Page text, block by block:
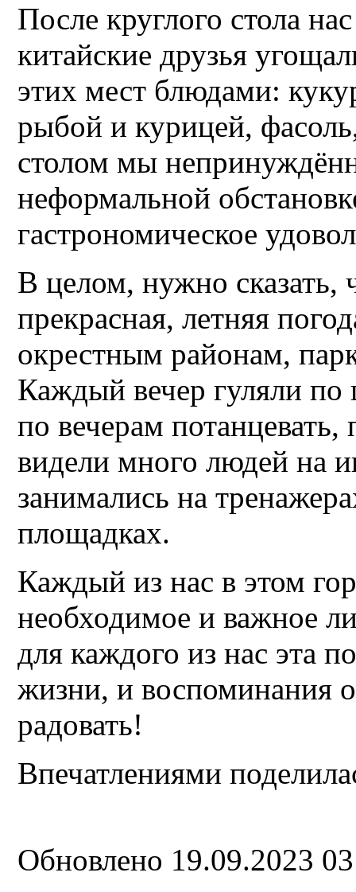
После круглого стола
китайские друзья
этих мест блюдами:
рыбой и курицей,
столом мы
неформальной
гастрономическое
В целом, нужно сказать,
прекрасная, летняя
окрестным районам,
Каждый вечер гуляли
по вечерам
видели много людей на
занимались на
площадках.
Каждый из нас в этом
необходимое и важное
для каждого из нас эта
жизни, и воспоминания
радовать!
Впечатлениями
Обновлено 19.09.2023